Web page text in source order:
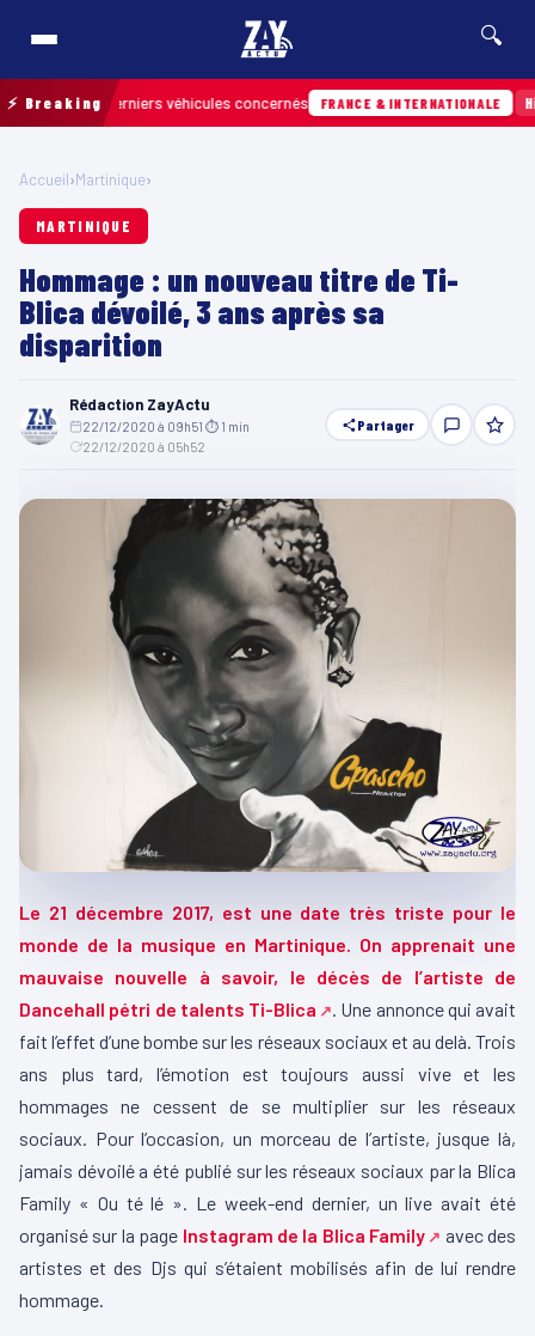
🔍
⚡ Breaking
les derniers véhicules concernés FRANCE & INTERNATIONALE Hier ·
Accueil›Martinique›
MARTINIQUE
Hommage : un nouveau titre de Ti-
Blica dévoilé, 3 ans après sa
disparition
Rédaction ZayActu
22/12/2020 à 09h51 ⏱ 1 min
22/12/2020 à 05h52
Partager
Le 21 décembre 2017, est une date très triste pour le
monde de la musique en Martinique. On apprenait une
mauvaise nouvelle à savoir, le décès de l’artiste de
Dancehall pétri de talents Ti-Blica
. Une annonce qui avait
fait l’effet d’une bombe sur les réseaux sociaux et au delà. Trois
ans plus tard, l’émotion est toujours aussi vive et les
hommages ne cessent de se multiplier sur les réseaux
sociaux. Pour l’occasion, un morceau de l’artiste, jusque là,
jamais dévoilé a été publié sur les réseaux sociaux par la Blica
Family « Ou té lé ». Le week-end dernier, un live avait été
organisé sur la page Instagram de la Blica Family
avec des
artistes et des Djs qui s’étaient mobilisés afin de lui rendre
hommage.